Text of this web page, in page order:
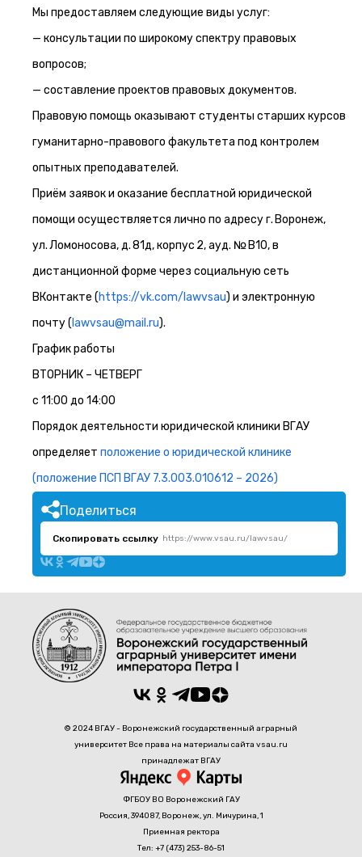
Мы предоставляем следующие виды услуг:
— консультации по широкому спектру правовых
вопросов;
— составление проектов правовых документов.
Правовую помощь оказывают студенты старших курсов
гуманитарно-правового факультета под контролем
опытных преподавателей.
Приём заявок и оказание бесплатной юридической
помощи осуществляется лично по адресу г. Воронеж,
ул. Ломоносова, д. 81д, корпус 2, ауд. № В10, в
дистанционной форме через социальную сеть
ВКонтакте (https://vk.com/lawvsau) и электронную
почту ( lawvsau@mail.ru).
График работы
ВТОРНИК – ЧЕТВЕРГ
с 11:00 до 14:00
Порядок деятельности юридической клиники ВГАУ
определяет положение о юридической клинике
(положение ПСП ВГАУ 7.3.003.010612 – 2026)
Поделиться
Скопировать ссылку https://www.vsau.ru/lawvsau/
© 2024 ВГАУ - Воронежский государственный аграрный
университет Все права на материалы сайта vsau.ru
принадлежат ВГАУ
ФГБОУ ВО Воронежский ГАУ
Россия, 394087, Воронеж, ул. Мичурина, 1
Приемная ректора
Тел: +7 (473) 253-86-51